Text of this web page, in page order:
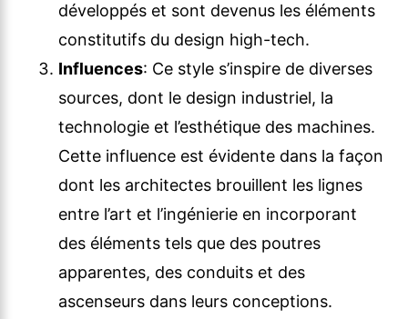
développés et sont devenus les éléments
constitutifs du design high-tech.
Influences: Ce style s’inspire de diverses
sources, dont le design industriel, la
technologie et l’esthétique des machines.
Cette influence est évidente dans la façon
dont les architectes brouillent les lignes
entre l’art et l’ingénierie en incorporant
des éléments tels que des poutres
apparentes, des conduits et des
ascenseurs dans leurs conceptions.